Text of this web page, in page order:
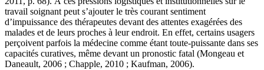
travail soignant peut s’ajouter le très courant sentiment
d’impuissance des thérapeutes devant des attentes exagérées des
malades et de leurs proches à leur endroit. En effet, certains usagers
perçoivent parfois la médecine comme étant toute-puissante dans ses
capacités curatives, même devant un pronostic fatal (Mongeau et
Daneault, 2006 ; Chapple, 2010 ; Kaufman, 2006).